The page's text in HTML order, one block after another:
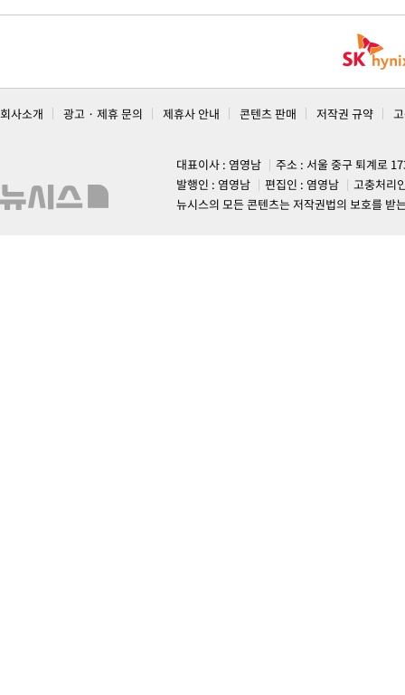
회사소개 광고 · 제휴 문의 제휴사 안내 콘텐츠 판매 저작권 규약
대표이사 : 염영남
주소 : 서울 중구 퇴계로
발행인 : 염영남
편집인 : 염영남
고충처리
뉴시스의 모든 콘텐츠는 저작권법의 보호를